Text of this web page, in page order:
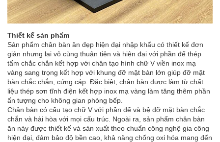
Thiết kế sản phẩm
Sản phẩm chân bàn ăn đẹp hiện đại nhập khẩu có thiết kế đơn
giản nhưng lại vô cùng thuận tiện và hiện đại với phần đế thép
tấm chắc chắn kết hợp với chân tạo hình chữ V viền inox mạ
vàng sang trọng kết hợp với khung đỡ mặt bàn lớn giúp đỡ mặt
bàn chắc chắn, cứng cáp. Đặc biệt, chân bàn được làm từ chất
liệu thép sơn tĩnh điện kết hợp inox mạ vàng làm tăng thêm phần
ấn tượng cho không gian phòng bếp.
Chân bàn có cấu tạo chữ V với phần đế và bệ đỡ mặt bàn chắc
chắn và hài hòa với mọi cấu trúc. Ngoài ra, sản phẩm chân bàn
ăn này được thiết kế và sản xuất theo chuẩn công nghệ gia công
hiện đại, đảm bảo độ bền cao, khả năng chống oxi hóa mang đến